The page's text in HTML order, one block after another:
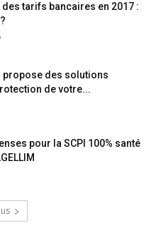
tarifs bancaires en 2017 :
propose des solutions
de votre...
pour la SCPI 100% santé